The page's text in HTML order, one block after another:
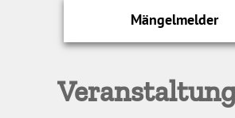
Mängelmelder